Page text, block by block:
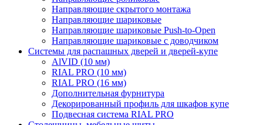
Направляющие скрытого монтажа
Направляющие шариковые
Направляющие шариковые Push-to-Open
Направляющие шариковые с доводчиком
Системы для распашных дверей и дверей-купе
AlVID (10 мм)
RIAL PRO (10 мм)
RIAL PRO (16 мм)
Дополнительная фурнитура
Декорированный профиль для шкафов купе
Подвесная система RIAL PRO